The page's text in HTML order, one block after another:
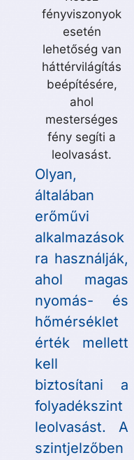
Olyan,
általában
erőművi
alkalmazások
ra használják,
ahol magas
nyomás- és
hőmérséklet
érték mellett
kell
biztosítani a
folyadékszint
leolvasást. A
szintjelzőben